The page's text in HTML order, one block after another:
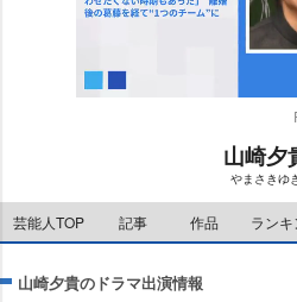
山崎夕
まさきゆ
芸能人TOP 記事 作品 ラン
山崎夕貴のドラマ出演情報